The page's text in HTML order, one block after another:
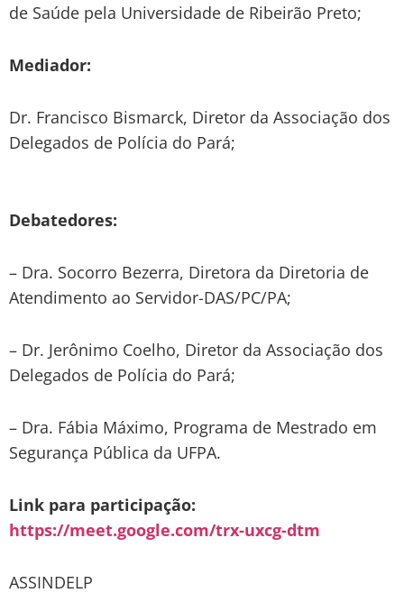
de Saúde pela Universidade de Ribeirão Preto;
Mediador:
Dr. Francisco Bismarck, Diretor da Associação dos
Delegados de Polícia do Pará;
Debatedores:
– Dra. Socorro Bezerra, Diretora da Diretoria de
Atendimento ao Servidor-DAS/PC/PA;
– Dr. Jerônimo Coelho, Diretor da Associação dos
Delegados de Polícia do Pará;
– Dra. Fábia Máximo, Programa de Mestrado em
Segurança Pública da UFPA.
Link para participação:
https://meet.google.com/trx-uxcg-dtm
ASSINDELP